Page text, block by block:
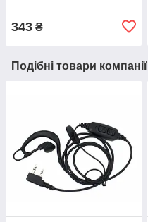
343 ₴
Подібні товари компанії